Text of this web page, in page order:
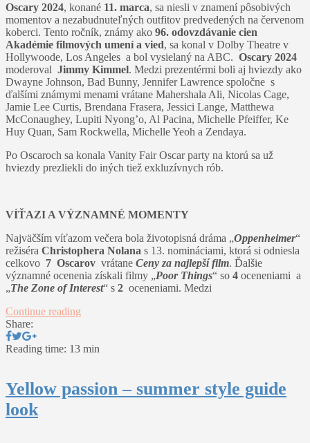
Oscary 2024, konané 11. marca, sa niesli v znamení pôsobivých
momentov a nezabudnuteľných outfitov predvedených na červenom
koberci. Tento ročník, známy ako 96. odovzdávanie cien
Akadémie filmových umení a vied, sa konal v Dolby Theatre v
Hollywoode, Los Angeles a bol vysielaný na ABC. Oscary 2024
moderoval Jimmy Kimmel. Medzi prezentérmi boli aj hviezdy ako
Dwayne Johnson, Bad Bunny, Jennifer Lawrence spoločne s
ďalšími známymi menami vrátane Mahershala Ali, Nicolas Cage,
Jamie Lee Curtis, Brendana Frasera, Jessici Lange, Matthewa
McConaughey, Lupiti Nyong’o, Al Pacina, Michelle Pfeiffer, Ke
Huy Quan, Sam Rockwella, Michelle Yeoh a Zendaya​​.
Po Oscaroch sa konala Vanity Fair Oscar party na ktorú sa už
hviezdy prezliekli do iných tiež exkluzívnych rób.
VÍŤAZI A VÝZNAMNÉ MOMENTY
Najväčším víťazom večera bola životopisná dráma „Oppenheimer“
režiséra Christophera Nolana s 13. nomináciami, ktorá si odniesla
celkovo 7 Oscarov vrátane Ceny za najlepší film. Ďalšie
významné ocenenia získali filmy „Poor Things“ so 4 oceneniami a
„The Zone of Interest“ s 2 oceneniami. Medzi
Continue reading
Share:
Reading time: 13 min
Yellow passion – summer style guide
look